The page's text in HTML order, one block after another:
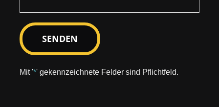
Mit '*' gekennzeichnete Felder sind Pflichtfeld.